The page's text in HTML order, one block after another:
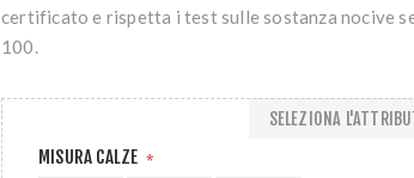
certificato e rispetta i test sulle sostanza nocive
100.
MISURA CALZE *
SELEZIONA